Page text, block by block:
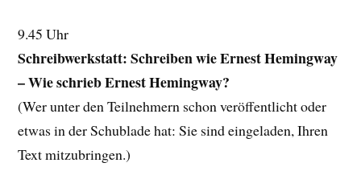
9.45 Uhr
Schreibwerkstatt: Schreiben wie Ernest Hemingway
– Wie schrieb Ernest Hemingway?
(Wer unter den Teilnehmern schon veröffentlicht oder
etwas in der Schublade hat: Sie sind eingeladen, Ihren
Text mitzubringen.)